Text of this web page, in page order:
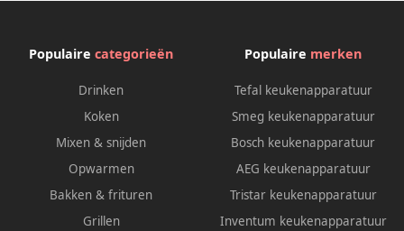
Populaire categorieën
Drinken
Koken
Mixen & snijden
Opwarmen
Bakken & frituren
Grillen
Populaire merken
Tefal keukenapparatuur
Smeg keukenapparatuur
Bosch keukenapparatuur
AEG keukenapparatuur
Tristar keukenapparatuur
Inventum keukenapparatuur